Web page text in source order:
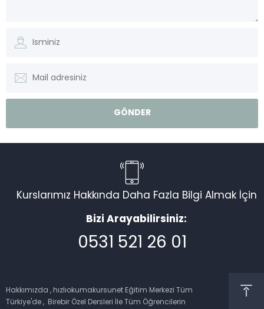
Kurslarımız Hakkında Daha Fazla Bilgi Almak İçin
Bizi Arayabilirsiniz:
0531 521 26 01
Hakkımızda , hızlıokumakursunet Eğitim Merkezi Tüm
Türkiye'de , Birebir Özel Dersleri İle Tüm Öğrencilerin